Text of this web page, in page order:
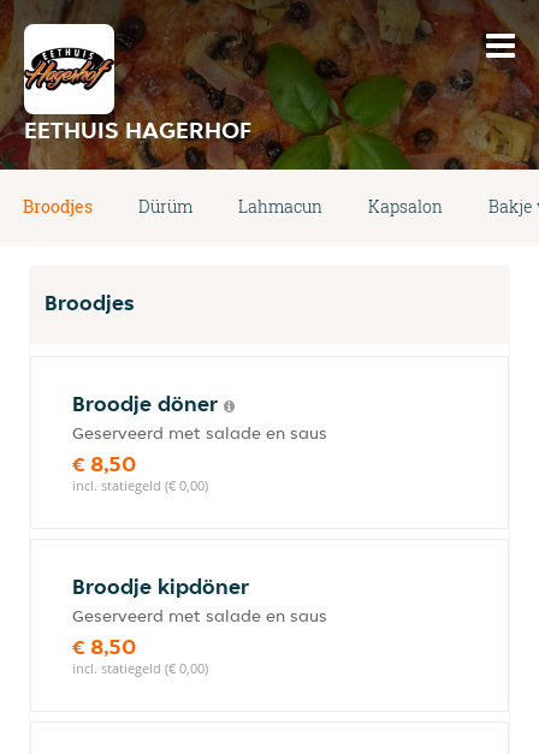
EETHUIS HAGERHOF
Broodjes Dürüm Lahmacun Kapsalon Bakje
Broodjes
Broodje döner
Geserveerd met salade en saus
€ 8,50
incl. statiegeld (€ 0,00)
Broodje kipdöner
Geserveerd met salade en saus
€ 8,50
incl. statiegeld (€ 0,00)